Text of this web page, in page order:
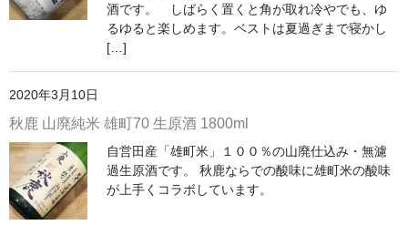
長珍 長珍酒造（愛知県津島市）
天遊琳・伊勢の白酒 タカハシ酒造（三重県四日市市）
るみ子の酒・英・妙の華 森喜酒造（三重県伊賀市）
秋鹿・奥鹿 秋鹿酒造（大阪府豊能郡能勢町）
睡龍・生もとのどぶ 久保本家酒造（奈良県宇陀市）
酒です。 しばらく置くと角が取れ冷やでも、ゆ
るゆると楽しめます。ベストは夏過ぎまで寝かし
[…]
2020年3月10日
秋鹿 山廃純米 雄町70 生原酒 1800ml
自営田産「雄町米」１００％の山廃仕込み・無濾
過生原酒です。 秋鹿ならでの酸味に雄町米の酸味
が上手くコラボしています。